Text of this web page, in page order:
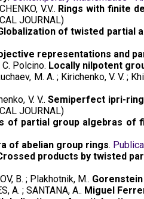
V.V.. Rings with finite
JOURNAL)
of twisted partial
representations and
C. Polcino. Locally nilpotent
M. A. ; Kirichenko, V. V. ;
V. V..Semiperfect ipri-
JOURNAL)
of partial group algebras of
of abelian group rings.
products by twisted
B. ; Plakhotnik, M..
A. ; SANTANA, A.. Miguel